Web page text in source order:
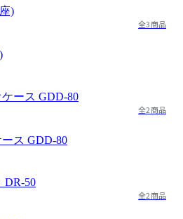
全3商品
全2商品
ス GDD-80
全2商品